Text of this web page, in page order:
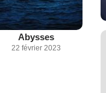
Abysses
22 février 2023